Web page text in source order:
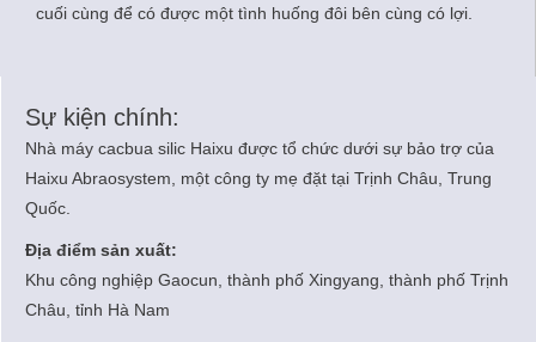
cuối cùng để có được một tình huống đôi bên cùng có lợi.
Sự kiện chính:
Nhà máy cacbua silic Haixu được tổ chức dưới sự bảo trợ của
Haixu Abraosystem, một công ty mẹ đặt tại Trịnh Châu, Trung
Quốc.
Địa điểm sản xuất:
Khu công nghiệp Gaocun, thành phố Xingyang, thành phố Trịnh
Châu, tỉnh Hà Nam